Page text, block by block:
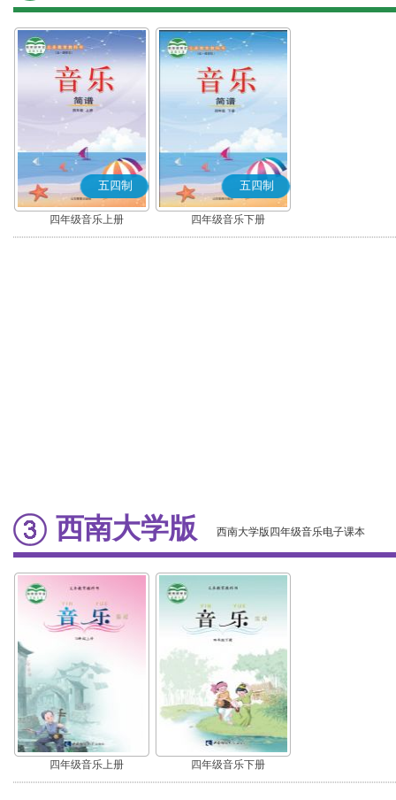
五四制
四年级音乐上册
五四制
四年级音乐下册
西南大学版 西南大学版四年级音乐电子课本
四年级音乐上册 四年级音乐下册